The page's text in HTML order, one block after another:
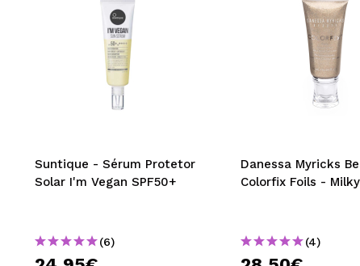
Suntique - Sérum Protetor
Solar I'm Vegan SPF50+
(6)
Danessa Myricks
Colorfix Foils -
(4)